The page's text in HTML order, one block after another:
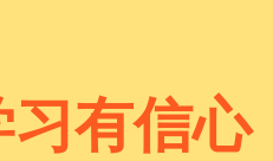
习有信心